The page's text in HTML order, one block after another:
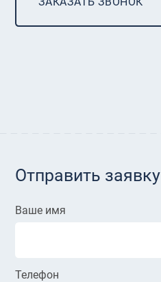
Отправить заявку
Ваше имя
Телефон